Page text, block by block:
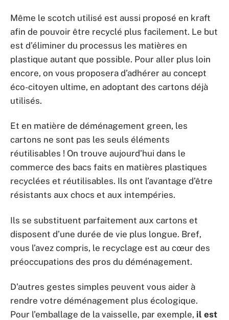
Même le scotch utilisé est aussi proposé en kraft
afin de pouvoir être recyclé plus facilement. Le but
est d’éliminer du processus les matières en
plastique autant que possible. Pour aller plus loin
encore, on vous proposera d’adhérer au concept
éco-citoyen ultime, en adoptant des cartons déjà
utilisés.
Et en matière de déménagement green, les
cartons ne sont pas les seuls éléments
réutilisables ! On trouve aujourd’hui dans le
commerce des bacs faits en matières plastiques
recyclées et réutilisables. Ils ont l’avantage d’être
résistants aux chocs et aux intempéries.
Ils se substituent parfaitement aux cartons et
disposent d’une durée de vie plus longue. Bref,
vous l’avez compris, le recyclage est au cœur des
préoccupations des pros du déménagement.
D’autres gestes simples peuvent vous aider à
rendre votre déménagement plus écologique.
Pour l’emballage de la vaisselle, par exemple, il est